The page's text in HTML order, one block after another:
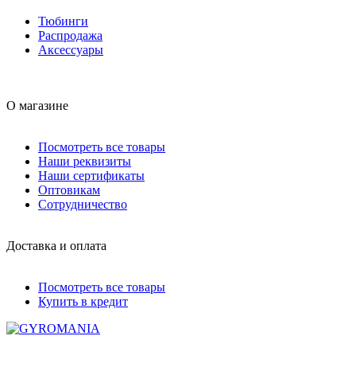
Тюбинги
Распродажа
Аксессуары
О магазине
Посмотреть все товары
Наши реквизиты
Наши сертификаты
Оптовикам
Сотрудничество
Доставка и оплата
Посмотреть все товары
Купить в кредит